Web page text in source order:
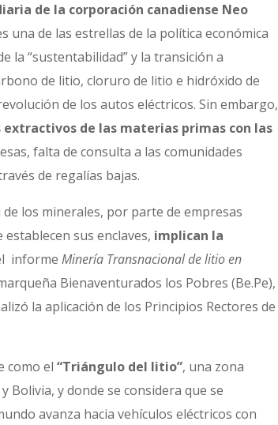
de la corporación canadiense Neo
una de las estrellas de la política económica
la “sustentabilidad” y la transición a
de litio, cloruro de litio e hidróxido de
de los autos eléctricos. Sin embargo,
extractivos de las materias primas con las
falta de consulta a las comunidades
de regalías bajas.
los minerales, por parte de empresas
sus enclaves, implican la
informe Minería Transnacional de litio en
Bienaventurados los Pobres (Be.Pe),
la aplicación de los Principios Rectores de
como el “Triángulo del litio”, una zona
Bolivia, y donde se considera que se
avanza hacia vehículos eléctricos con